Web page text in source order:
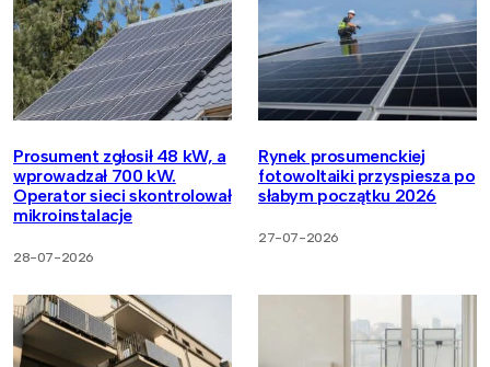
Prosument zgłosił 48 kW, a
wprowadzał 700 kW.
Operator sieci skontrolował
mikroinstalacje
28-07-2026
Rynek prosumenckiej
fotowoltaiki przyspiesza po
słabym początku 2026
27-07-2026